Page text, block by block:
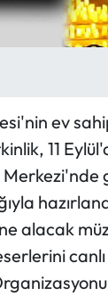
ev
11
Merkezi'nde
alacak